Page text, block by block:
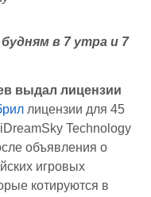
в 7 утра и 7
выдал лицензии
лицензии для 45
Technology
объявления о
игровых
котируются в